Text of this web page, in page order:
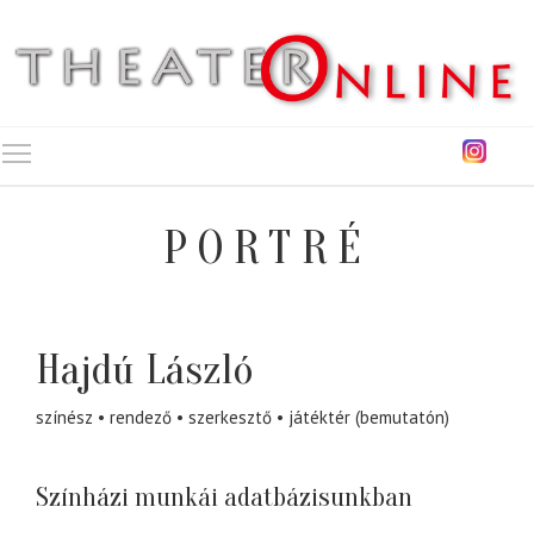
PORTRÉ
Hajdú László
színész rendező szerkesztő játéktér (bemutatón)
Színházi munkái adatbázisunkban